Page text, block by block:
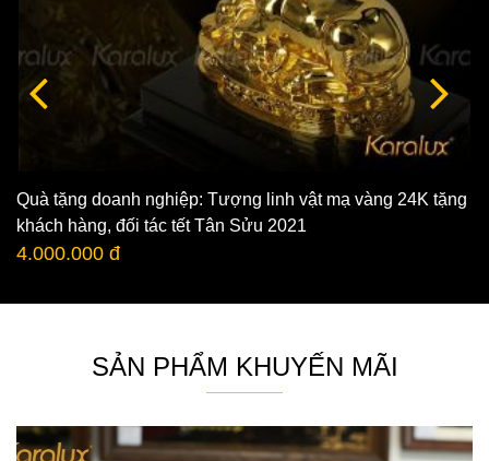
Quà tặng doanh nghiệp: Tượng linh vật mạ vàng 24K tặng
khách hàng, đối tác tết Tân Sửu 2021
4.000.000 đ
SẢN PHẨM KHUYẾN MÃI